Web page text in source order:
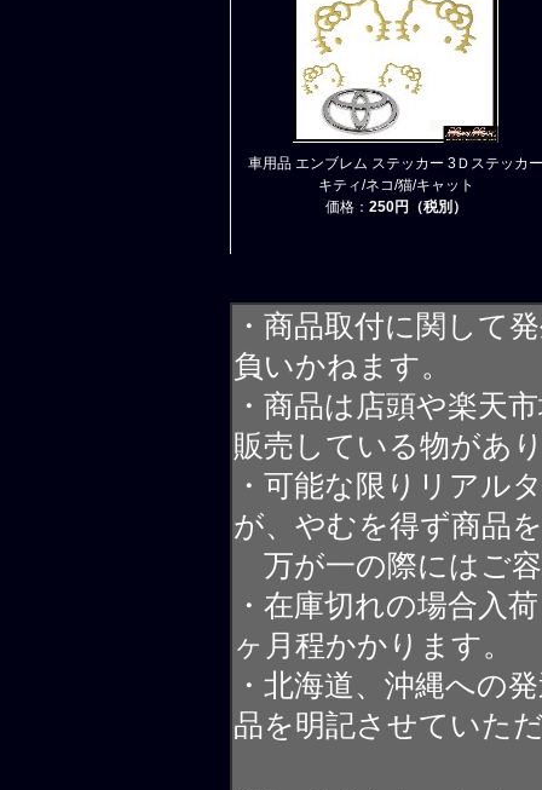
車用品 エンブレム ステッカー 3Ｄステッカー
キティ/ネコ/猫/キャット
価格： 250円（税別）
・商品取付に関して
負いかねます。
・商品は店頭や楽天
販売している物があ
・可能な限りリアル
が、やむを得ず商品
万が一の際にはご
・在庫切れの場合入
ヶ月程かかります。
・北海道、沖縄への
品を明記させていた